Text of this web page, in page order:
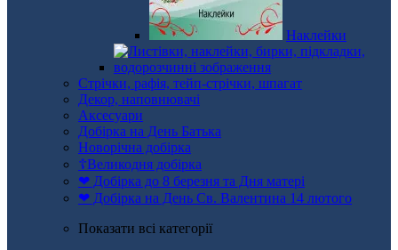
Наклейки
Стрічки, рафія, тейп-стрічки, шпагат
Декор, наповнювачі
Аксесуари
Добірка на День Батька
Новорічна добірка
☦Великодня добірка
❤ Добірка до 8 березня та Дня матері
❤ Добірка на День Св. Валентина 14 лютого
Показати всі категорії